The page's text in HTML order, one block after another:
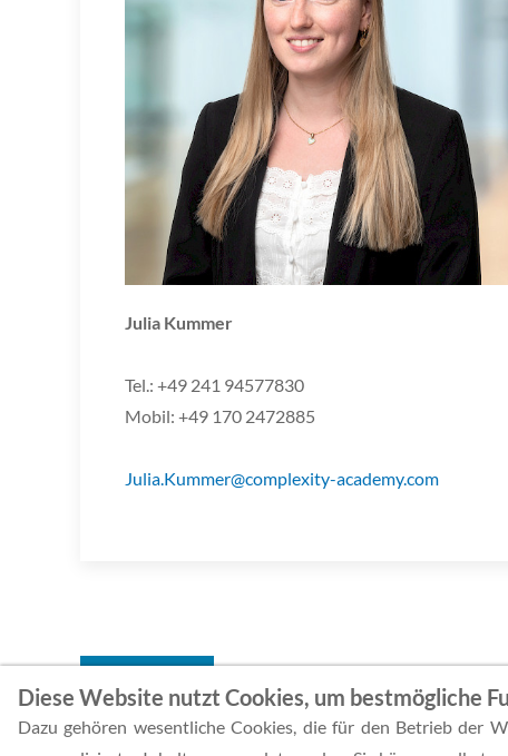
Julia Kummer
Tel.: +49 241 94577830
Mobil: +49 170 2472885
Julia.Kummer@complexity-academy.com
Diese Website nutzt Cookies, um bestmögliche
Dazu gehören wesentliche Cookies, die für den Betrieb der